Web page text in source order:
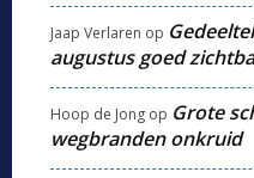
Jaap Verlaren op
augustus goed
Hoop de Jong op Grote
wegbranden onkruid